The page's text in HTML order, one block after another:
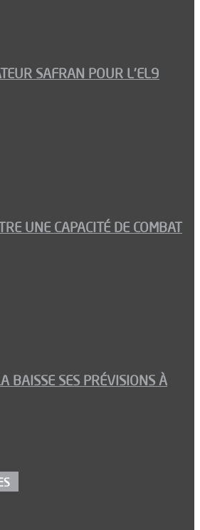
SAFRAN POUR L’EL9
UNE CAPACITÉ DE COMBAT
BAISSE SES PRÉVISIONS À